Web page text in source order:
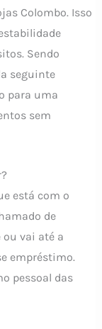
Colombo. Isso
Sendo
seguinte
para uma
sem
está com o
de
ou vai até a
empréstimo.
pessoal das